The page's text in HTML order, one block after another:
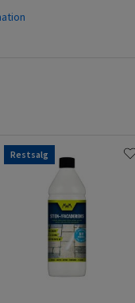
Restsalg